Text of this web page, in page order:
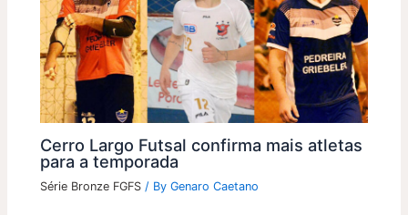
Cerro Largo Futsal confirma mais atletas
para a temporada
Série Bronze FGFS / ByGenaro Caetano